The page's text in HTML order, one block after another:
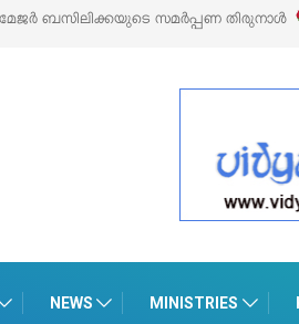
ഓഗസ്റ്റ് 5 –‘പെറ്റൽസ്’ ലൈഫ് സ്റ്റൈൽ
NEWS MINISTRIES